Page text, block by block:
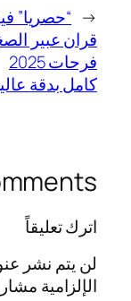
← “حصريا”
قران عبير
فرحات 2025
كامل بدقة
اترك تعليقاً
لن يتم نشر
الإلزامية مشار